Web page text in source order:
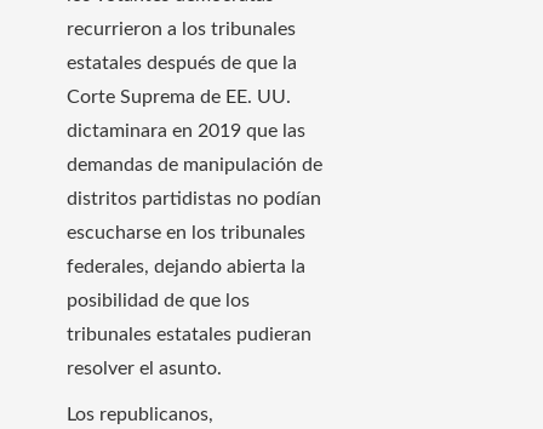
recurrieron a los tribunales
estatales después de que la
Corte Suprema de EE. UU.
dictaminara en 2019 que las
demandas de manipulación de
distritos partidistas no podían
escucharse en los tribunales
federales, dejando abierta la
posibilidad de que los
tribunales estatales pudieran
resolver el asunto.
Los republicanos,